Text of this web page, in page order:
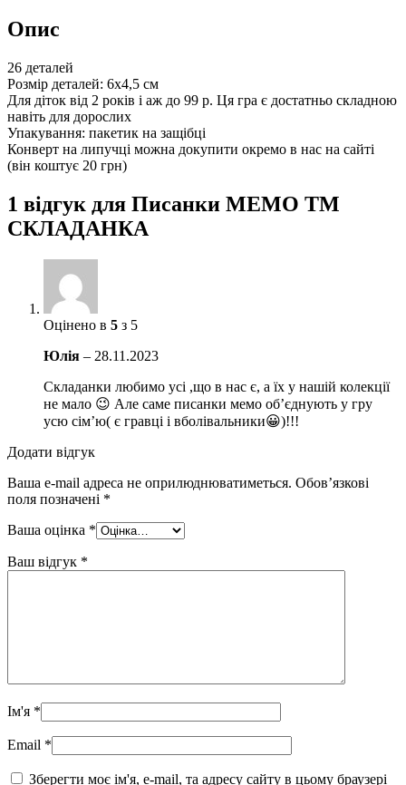
Опис
26 деталей
Розмір деталей: 6х4,5 см
Для діток від 2 років і аж до 99 р. Ця гра є достатньо складною
навіть для дорослих
Упакування: пакетик на защібці
Конверт на липучці можна докупити окремо в нас на сайті
(він коштує 20 грн)
1 відгук для Писанки МЕМО ТМ
СКЛАДАНКА
Оцінено в 5 з 5
Юлія – 28.11.2023
Складанки любимо усі ,що в нас є, а їх у нашій колекції
не мало 😉 Але саме писанки мемо об’єднують у гру
усю сім’ю( є гравці і вболівальники😀)!!!
Додати відгук
Ваша e-mail адреса не оприлюднюватиметься. Обов’язкові
поля позначені *
Ваша оцінка *
Ваш відгук *
Ім'я *
Email *
Зберегти моє ім'я, e-mail, та адресу сайту в цьому браузері